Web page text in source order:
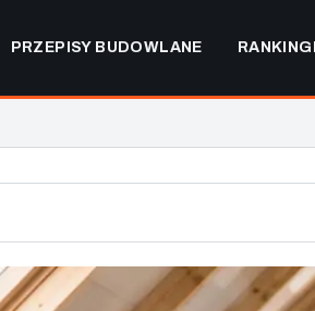
PRZEPISY BUDOWLANE